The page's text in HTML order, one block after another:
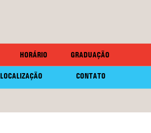
HORÁRIO GRADUAÇÃO
LOCALIZAÇÃO CONTATO